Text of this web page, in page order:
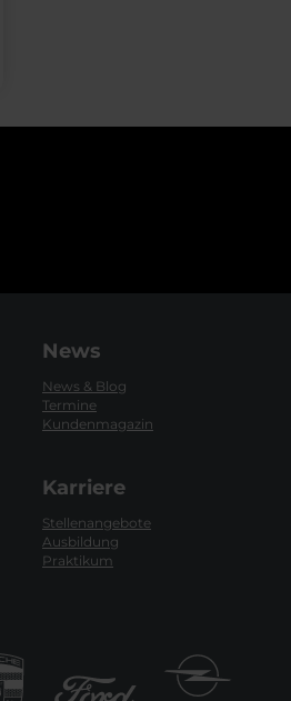
News
News & Blog
Termine
Kundenmagazin
Karriere
Stellenangebote
Ausbildung
Praktikum